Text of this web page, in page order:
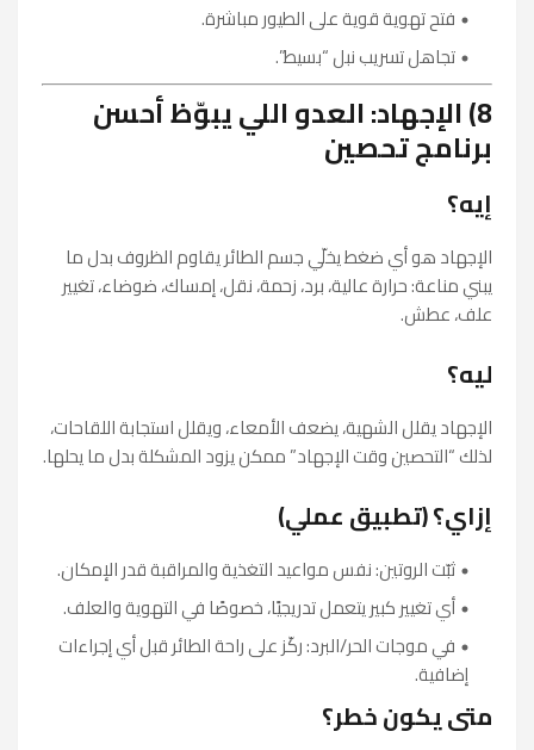
فتح تهوية قوية على الطيور مباشرة.
تجاهل تسريب نبل “بسيط”.
8) الإجهاد: العدو اللي يبوّظ أحسن
برنامج تحصين
إيه؟
الإجهاد هو أي ضغط يخلّي جسم الطائر يقاوم الظروف بدل ما
يبني مناعة: حرارة عالية، برد، زحمة، نقل، إمساك، ضوضاء، تغيير
علف، عطش.
ليه؟
الإجهاد يقلل الشهية، يضعف الأمعاء، ويقلل استجابة اللقاحات،
لذلك “التحصين وقت الإجهاد” ممكن يزود المشكلة بدل ما يحلها.
إزاي؟ (تطبيق عملي)
ثبّت الروتين: نفس مواعيد التغذية والمراقبة قدر الإمكان.
أي تغيير كبير يتعمل تدريجيًا، خصوصًا في التهوية والعلف.
في موجات الحر/البرد: ركّز على راحة الطائر قبل أي إجراءات
إضافية.
متى يكون خطر؟